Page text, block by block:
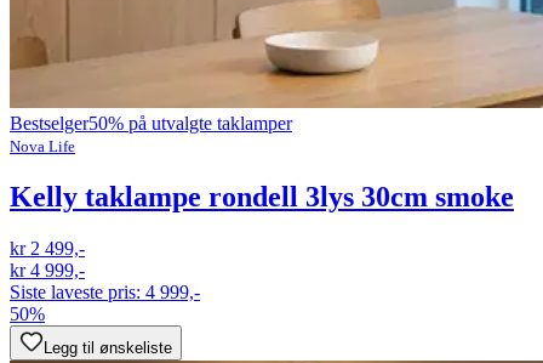
Bestselger50% på utvalgte taklamper
Nova Life
Kelly taklampe rondell 3lys 30cm smoke
kr 2 499,-
kr 4 999,-
Siste laveste pris: 4 999,-
50%
Legg til ønskeliste